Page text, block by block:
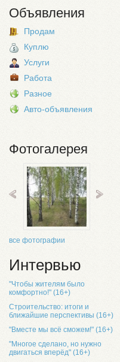
Объявления
Продам
Куплю
Услуги
Работа
Разное
Авто-объявления
Фотогалерея
все фотографии
Интервью
"Чтобы жителям было
комфортно!" (16+)
Строительство: итоги и
ближайшие перспективы (16+)
"Вместе мы всё сможем!" (16+)
"Многое сделано, но нужно
двигаться вперёд" (16+)